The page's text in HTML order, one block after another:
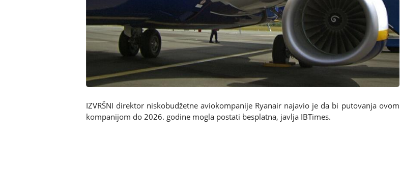
IZVRŠNI direktor niskobudžetne aviokompanije Ryanair najavio je da bi putovanja ovom
kompanijom do 2026. godine mogla postati besplatna, javlja IBTimes.